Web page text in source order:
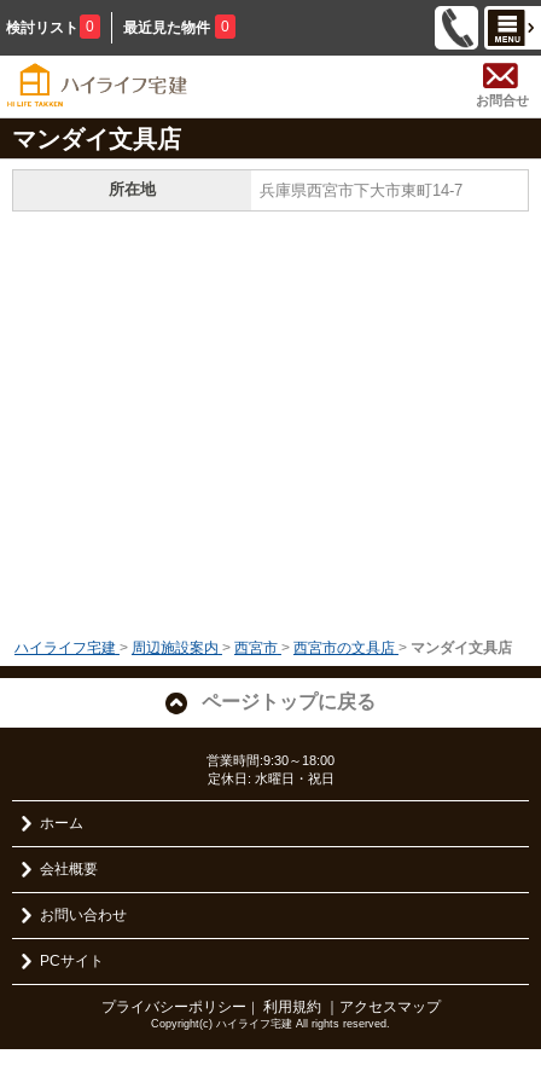
検討リスト 0 最近見た物件 0
お問合せ
マンダイ文具店
所在地 兵庫県西宮市下大市東町14-7
ハイライフ宅建 > 周辺施設案内 > 西宮市 > 西宮市の文具店 > マンダイ文具店
ページトップに戻る
営業時間:9:30～18:00
定休日: 水曜日・祝日
ホーム
会社概要
お問い合わせ
PCサイト
プライバシーポリシー ｜ 利用規約 ｜アクセスマップ
Copyright(c) ハイライフ宅建 All rights reserved.